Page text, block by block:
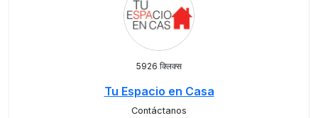
5926 क्लिक्स
Tu Espacio en Casa
Contáctanos